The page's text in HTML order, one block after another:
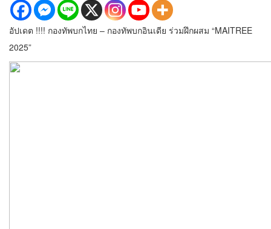
อัปเดต !!!! กองทัพบกไทย – กองทัพบกอินเดีย ร่วมฝึกผสม “MAITREE
2025”